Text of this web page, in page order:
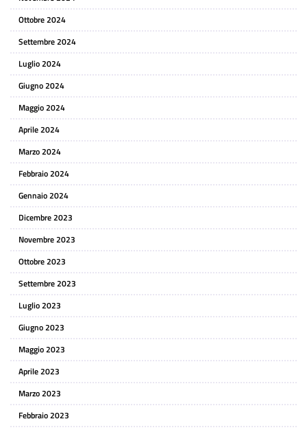
Ottobre 2024
Settembre 2024
Luglio 2024
Giugno 2024
Maggio 2024
Aprile 2024
Marzo 2024
Febbraio 2024
Gennaio 2024
Dicembre 2023
Novembre 2023
Ottobre 2023
Settembre 2023
Luglio 2023
Giugno 2023
Maggio 2023
Aprile 2023
Marzo 2023
Febbraio 2023